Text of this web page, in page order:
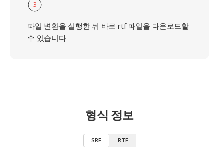
3
파일 변환을 실행한 뒤 바로 rtf 파일을 다운로드할
수 있습니다
형식 정보
SRF RTF